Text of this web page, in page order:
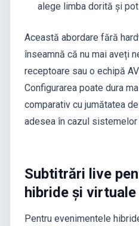
alege limba dorită și
Această abordare fără
înseamnă că nu mai aveți
receptoare sau o echipă
Configurarea poate dura
comparativ cu jumătatea
adesea în cazul sistemelor
Subtitrări live
hibride și virtuale
Pentru evenimentele